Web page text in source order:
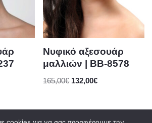
Νυφικό αξεσουάρ
μαλλιών | BB-8578
165,00€ 132,00€